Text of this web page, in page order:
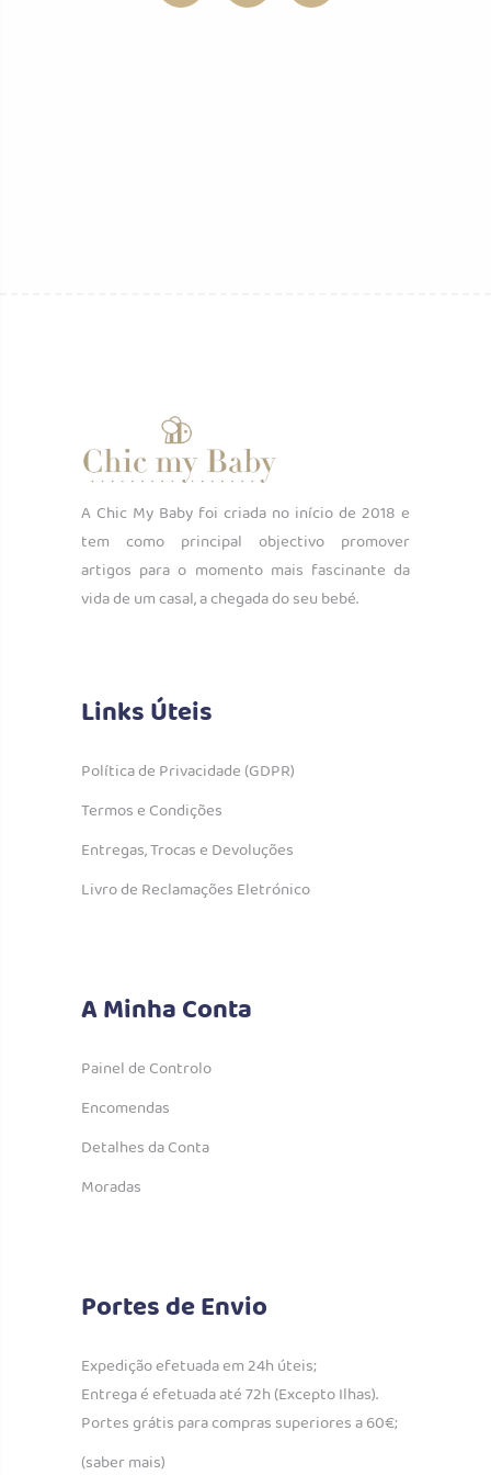
A Chic My Baby foi criada no início de 2018 e
tem como principal objectivo promover
artigos para o momento mais fascinante da
vida de um casal, a chegada do seu bebé.
Links Úteis
Política de Privacidade (GDPR)
Termos e Condições
Entregas, Trocas e Devoluções
Livro de Reclamações Eletrónico
A Minha Conta
Painel de Controlo
Encomendas
Detalhes da Conta
Moradas
Portes de Envio
Expedição efetuada em 24h úteis;
Entrega é efetuada até 72h (Excepto Ilhas).
Portes grátis para compras superiores a 60€;
(saber mais)